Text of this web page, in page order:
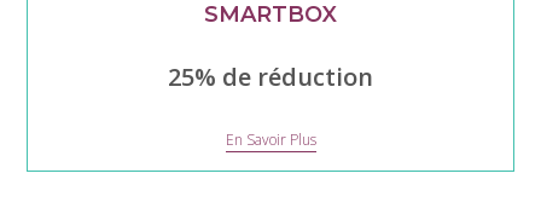
SMARTBOX
25% de réduction
En Savoir PlusSmartbox